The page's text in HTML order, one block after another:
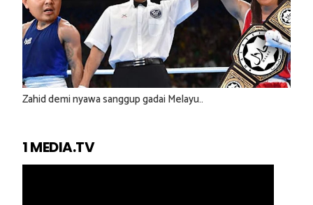
Zahid demi nyawa sanggup gadai Melayu..
1 MEDIA.TV